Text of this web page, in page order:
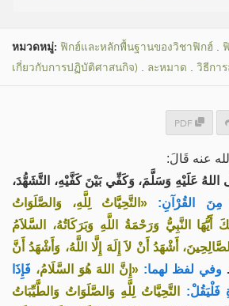
หมวดหมู่​: ฟิกฮ์และหลักพื้นฐานของวิชาฟิกฮ์ .
เกี่ยวกับการปฏิบัติศาสนกิจ) . ละหมาด . วิธีกา
PDF
عنه قَالَ:
عَلَيْهِ وَسَلَّمَ، وَكَفِّي بَيْنَ كَفَّيْهِ، التَّشَهُّدَ،
مِنَ القُرْآنِ:
«التَّحِيَّاتُ لِلَّهِ، وَالصَّلَوَاتُ
أَيُّهَا النَّبِيُّ وَرَحْمَةُ اللَّهِ وَبَرَكَاتُهُ، السَّلاَمُ
أَشْهَدُ أَنْ لاَ إِلَهَ إِلَّا اللَّهُ، وَأَشْهَدُ أَنَّ
وفي لفظ لهما: «إِنَّ اللهَ هُوَ السَّلَامُ، فَإِذَا
فَلْيَقُلْ: التَّحِيَّاتُ لِلَّهِ وَالصَّلَوَاتُ وَالطَّيِّبَاتُ